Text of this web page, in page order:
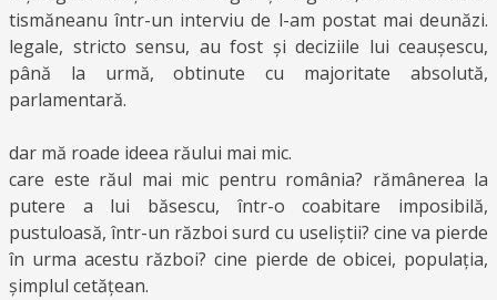
tismăneanu într-un interviu de l-am postat mai deunăzi.
legale, stricto sensu, au fost și deciziile lui ceaușescu,
până la urmă, obtinute cu majoritate absolută,
parlamentară.
dar mă roade ideea răului mai mic.
care este răul mai mic pentru românia? rămânerea la
putere a lui băsescu, într-o coabitare imposibilă,
pustuloasă, într-un război surd cu useliștii? cine va pierde
în urma acestu război? cine pierde de obicei, populația,
șimplul cetățean.